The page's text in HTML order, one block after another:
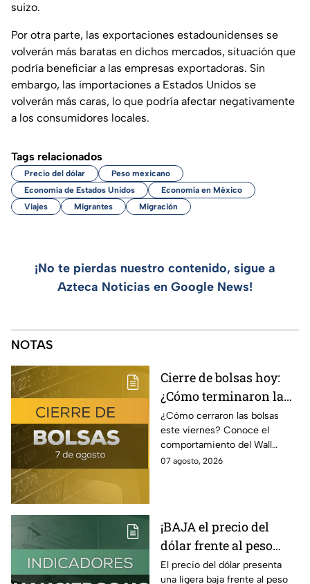
suizo.
Por otra parte, las exportaciones estadounidenses se
volverán más baratas en dichos mercados, situación que
podría beneficiar a las empresas exportadoras. Sin
embargo, las importaciones a Estados Unidos se
volverán más caras, lo que podría afectar negativamente
a los consumidores locales.
Tags relacionados
Precio del dólar
Peso mexicano
Economía de Estados Unidos
Economía en México
Viajes
Migrantes Migración
¡No te pierdas nuestro contenido, sigue a
Azteca Noticias en Google News!
NOTAS
Cierre de bolsas hoy:
¿Cómo terminaron la
BMV y el Wall Street
hoy 7 de agosto
¿Cómo cerraron las bolsas
este viernes? Conoce el
comportamiento del Wall
Street y de la BMV, así como el
07 agosto, 2026
¡BAJA el precio del
dólar frente al peso
hoy! Así quedó este
El precio del dólar presenta
una ligera baja frente al peso